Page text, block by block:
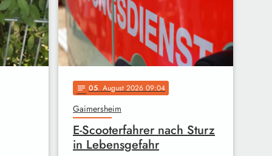
notes 05. August 2026 09:04
Gaimersheim
E-Scooterfahrer nach Sturz
in Lebensgefahr